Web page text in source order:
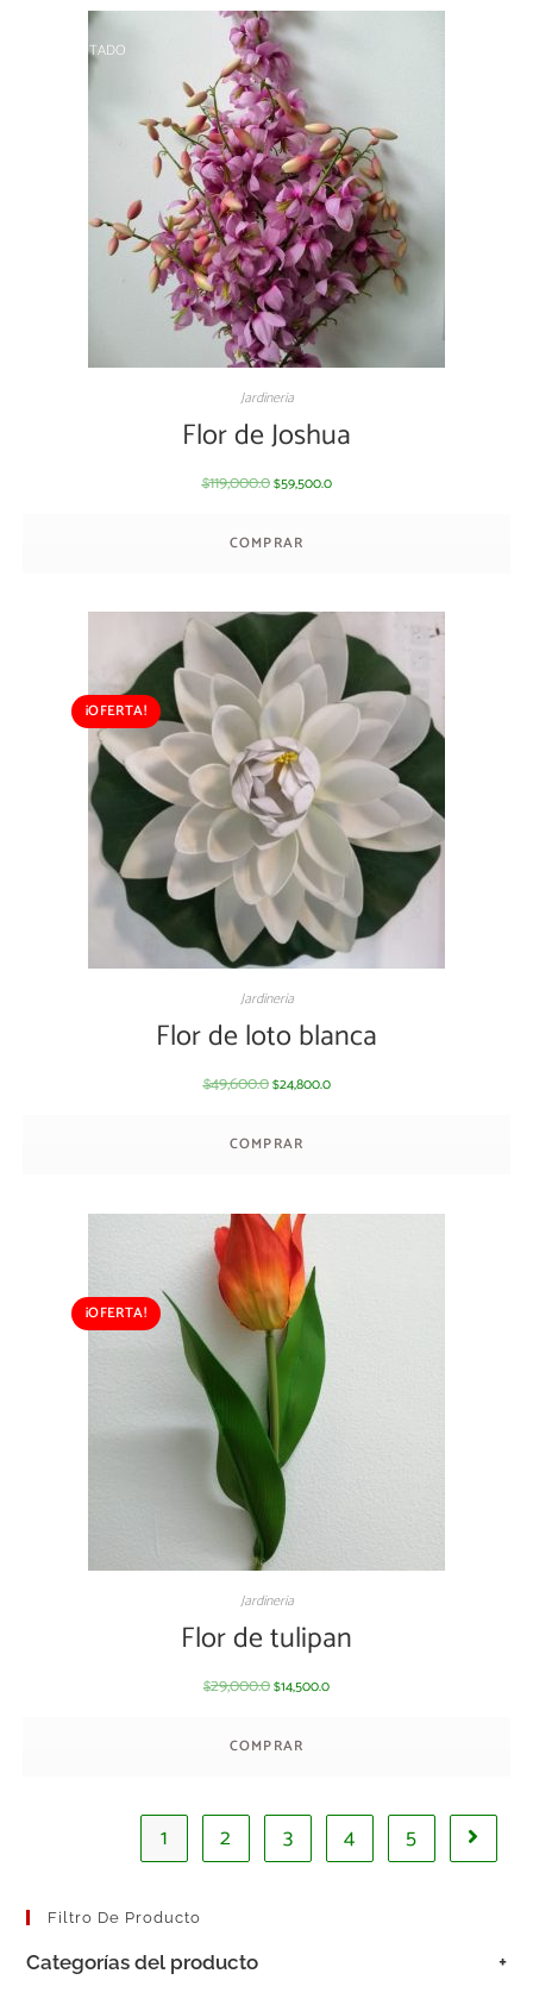
AGOTADO
Jardineria
Flor de Joshua
$119,000.0 $59,500.0
COMPRAR
¡OFERTA!
Jardineria
Flor de loto blanca
$49,600.0 $24,800.0
COMPRAR
¡OFERTA!
Jardineria
Flor de tulipan
$29,000.0 $14,500.0
COMPRAR
1 2 3 4 5
Filtro De Producto
Categorías del producto +